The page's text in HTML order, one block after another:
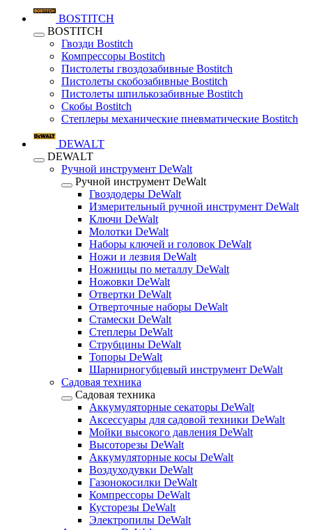
BOSTITCH
BOSTITCH
Гвозди Bostitch
Компрессоры Bostitch
Пистолеты гвоздозабивные Bostitch
Пистолеты скобозабивные Bostitch
Пистолеты шпилькозабивные Bostitch
Скобы Bostitch
Степлеры механические пневматические Bostitch
DEWALT
DEWALT
Ручной инструмент DeWalt
Ручной инструмент DeWalt
Гвоздодеры DeWalt
Измерительный ручной инструмент DeWalt
Ключи DeWalt
Молотки DeWalt
Наборы ключей и головок DeWalt
Ножи и лезвия DeWalt
Ножницы по металлу DeWalt
Ножовки DeWalt
Отвертки DeWalt
Отверточные наборы DeWalt
Стамески DeWalt
Степлеры DeWalt
Струбцины DeWalt
Топоры DeWalt
Шарнирногубцевый инструмент DeWalt
Садовая техника
Садовая техника
Аккумуляторные секаторы DeWalt
Аксессуары для садовой техники DeWalt
Мойки высокого давления DeWalt
Высоторезы DeWalt
Аккумуляторные косы DeWalt
Воздуходувки DeWalt
Газонокосилки DeWalt
Компрессоры DeWalt
Кусторезы DeWalt
Электропилы DeWalt